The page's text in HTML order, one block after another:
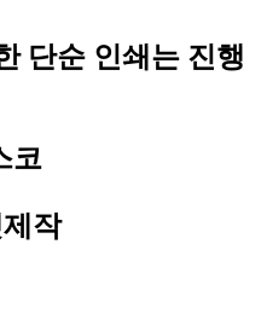
단순 인쇄는 진행
코
작